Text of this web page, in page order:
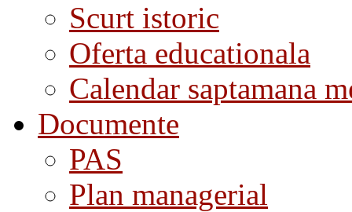
Scurt istoric
Oferta educationala
Calendar saptamana
Documente
PAS
Plan managerial